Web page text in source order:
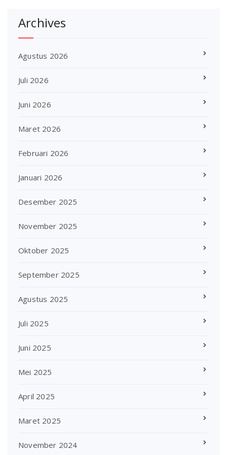
Archives
Agustus 2026
Juli 2026
Juni 2026
Maret 2026
Februari 2026
Januari 2026
Desember 2025
November 2025
Oktober 2025
September 2025
Agustus 2025
Juli 2025
Juni 2025
Mei 2025
April 2025
Maret 2025
November 2024